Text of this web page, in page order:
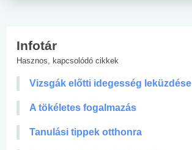
Infotár
Hasznos, kapcsolódó cikkek
Vizsgák előtti idegesség leküzdése
A tökéletes fogalmazás
Tanulási tippek otthonra